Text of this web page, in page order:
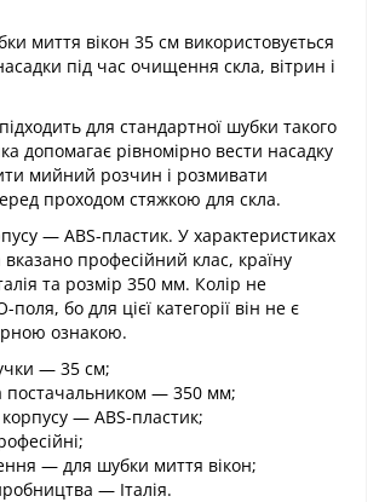
миття вікон 35 см використовується
під час очищення скла, вітрин і
для стандартної шубки такого
допомагає рівномірно вести насадку
мийний розчин і розмивати
проходом стяжкою для скла.
— ABS-пластик. У характеристиках
професійний клас, країну
та розмір 350 мм. Колір не
поля, бо для цієї категорії він не є
ознакою.
— 35 см;
постачальником — 350 мм;
— ABS-пластик;
— для шубки миття вікон;
— Італія.